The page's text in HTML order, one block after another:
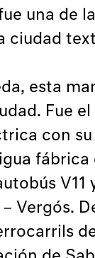
la
15: a lo
una de
ciudad
esta
Fue
con
Vergós.